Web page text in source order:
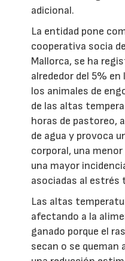
adicional.
La entidad pone
cooperativa socia
Mallorca, se ha
alrededor del 5%
los animales de
de las altas
horas de pastoreo,
de agua y provoca
corporal, una
una mayor
asociadas al estrés
Las altas
afectando a la
ganado porque el
secan o se queman